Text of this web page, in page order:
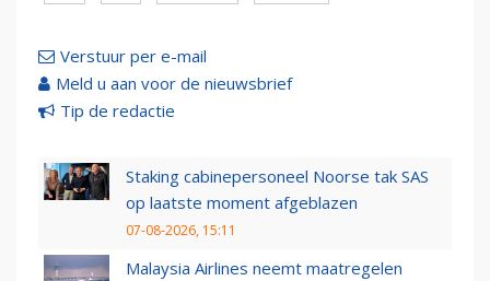
Verstuur per e-mail
Meld u aan voor de nieuwsbrief
Tip de redactie
Staking cabinepersoneel Noorse tak SAS
op laatste moment afgeblazen
07-08-2026, 15:11
Malaysia Airlines neemt maatregelen